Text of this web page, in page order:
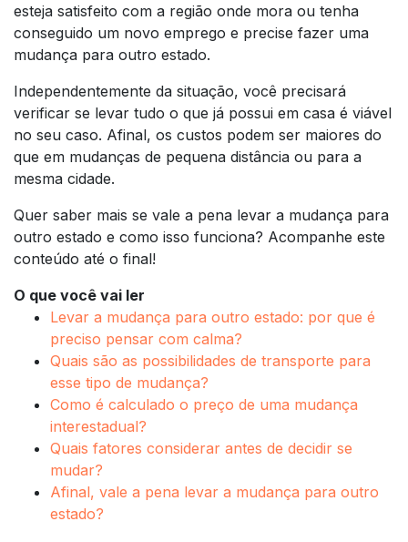
esteja satisfeito com a região onde mora ou tenha
conseguido um novo emprego e precise fazer uma
mudança para outro estado.
Independentemente da situação, você precisará
verificar se levar tudo o que já possui em casa é viável
no seu caso. Afinal, os custos podem ser maiores do
que em mudanças de pequena distância ou para a
mesma cidade.
Quer saber mais se vale a pena levar a mudança para
outro estado e como isso funciona? Acompanhe este
conteúdo até o final!
O que você vai ler
Levar a mudança para outro estado: por que é
preciso pensar com calma?
Quais são as possibilidades de transporte para
esse tipo de mudança?
Como é calculado o preço de uma mudança
interestadual?
Quais fatores considerar antes de decidir se
mudar?
Afinal, vale a pena levar a mudança para outro
estado?